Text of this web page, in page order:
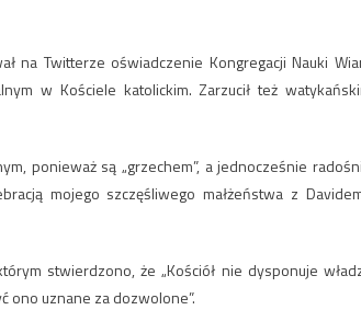
na Twitterze oświadczenie Kongregacji Nauki
w Kościele katolickim. Zarzucił też
ponieważ są „grzechem”, a jednocześnie
mojego szczęśliwego małżeństwa z
stwierdzono, że „Kościół nie dysponuje
ono uznane za dozwolone”.